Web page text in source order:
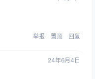
举报 置顶 回复
24年6月4日